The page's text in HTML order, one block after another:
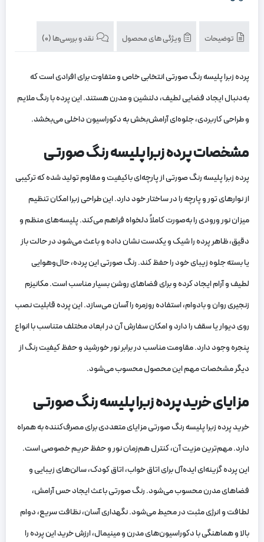
توضیحات ویژگی های محصول نقد و بررسی‌ها (0)
پرده زبرا پلیسه رنگ صورتی انتخابی خاص و متفاوت برای افرادی است که
به‌دنبال ایجاد فضایی لطیف، دلنشین و مدرن هستند. این پرده با رنگ ملایم
و طراحی کاربردی، جلوه‌ای آرامش‌بخش به دکوراسیون داخلی می‌بخشد.
مشخصات پرده زبرا پلیسه رنگ صورتی
پرده زبرا پلیسه رنگ صورتی از پارچه‌ای باکیفیت و مقاوم تولید شده که ترکیبی
از نوارهای تور و پارچه را در ساختار خود دارد. این طراحی زبرا امکان تنظیم
میزان نور ورودی را به‌صورت کاملاً دلخواه فراهم می‌کند. پلیسه‌های منظم و
دقیق، ظاهر پرده را شیک و یکدست نشان داده و باعث می‌شود در حالت باز
یا بسته جلوه زیبای خود را حفظ کند. رنگ صورتی این پرده، حال‌وهوایی
لطیف و آرام ایجاد کرده و برای فضاهای روشن بسیار مناسب است. مکانیزم
زنجیری روان و بادوام، استفاده روزمره را آسان می‌سازد. این پرده قابلیت نصب
روی دیوار یا سقف را دارد و امکان سفارش آن در ابعاد مختلف متناسب با انواع
پنجره وجود دارد. مقاومت مناسب در برابر نور خورشید و حفظ کیفیت رنگ از
دیگر مشخصات مهم این محصول محسوب می‌شود.
مزایای خرید پرده زبرا پلیسه رنگ صورتی
خرید پرده زبرا پلیسه رنگ صورتی مزایای متعددی برای مصرف‌کننده به همراه
دارد. مهم‌ترین مزیت آن، کنترل هم‌زمان نور و حفظ حریم خصوصی است.
این پرده گزینه‌ای ایده‌آل برای اتاق خواب، اتاق کودک، سالن‌های زیبایی و
فضاهای مدرن محسوب می‌شود. رنگ صورتی باعث ایجاد حس آرامش،
لطافت و انرژی مثبت در محیط می‌شود. نگهداری آسان، نظافت سریع، دوام
بالا و هماهنگی با دکوراسیون‌های مدرن و مینیمال، ارزش خرید این پرده را